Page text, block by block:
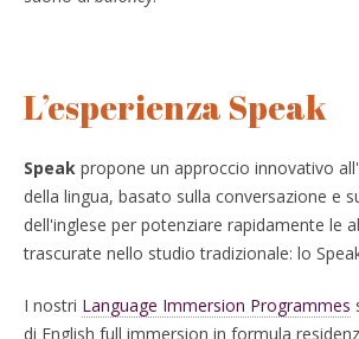
L’esperienza Speak
Speak propone un approccio innovativo
della lingua, basato sulla conversazione e
dell'inglese per potenziare rapidamente le
trascurate nello studio tradizionale: lo
I nostri Language Immersion Programmes
di English full immersion in formula